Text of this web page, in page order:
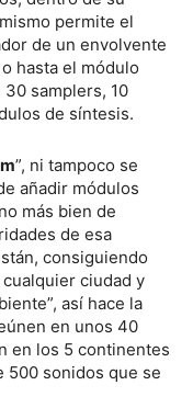
permite el
de un envolvente
hasta el módulo
30 samplers, 10
de síntesis.
”, ni tampoco se
añadir módulos
más bien de
de esa
consiguiendo
ciudad y
así hace la
en unos 40
en los 5 continentes
500 sonidos que se